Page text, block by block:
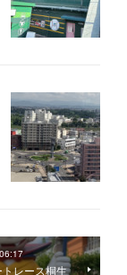
レース桐生